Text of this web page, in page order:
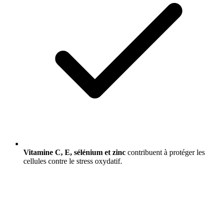
Vitamine C, E, sélénium et zinc contribuent à protéger les
cellules contre le stress oxydatif.